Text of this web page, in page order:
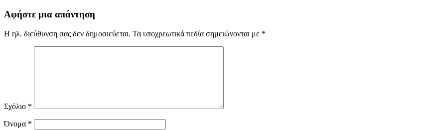
Αφήστε μια απάντηση
Η ηλ. διεύθυνση σας δεν δημοσιεύεται. Τα υποχρεωτικά πεδία σημειώνονται με *
Σχόλιο *
Όνομα *